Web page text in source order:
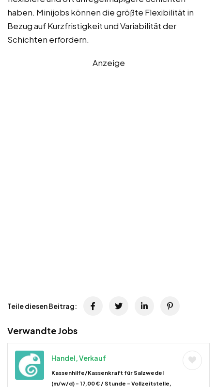
haben. Minijobs können die größte Flexibilität in
Bezug auf Kurzfristigkeit und Variabilität der
Schichten erfordern.
Anzeige
Teile diesen Beitrag:
Verwandte Jobs
Handel, Verkauf
Kassenhilfe/Kassenkraft für Salzwedel
(m/w/d) – 17,00 € / Stunde – Vollzeitstelle,